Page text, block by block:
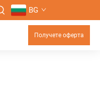
BG
Получете оферта